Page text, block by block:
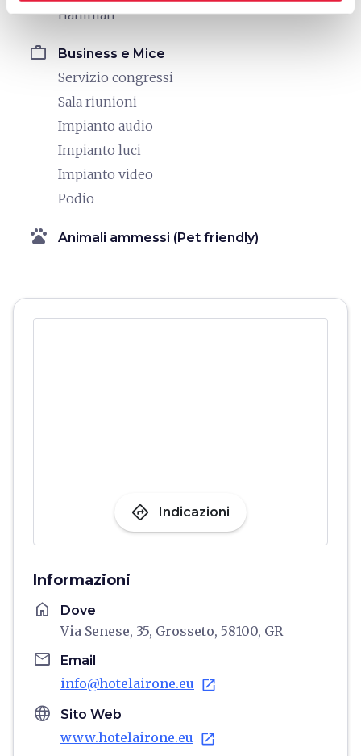
Hamman
work Business e Mice
Servizio congressi
Sala riunioni
Impianto audio
Impianto luci
Impianto video
Podio
pets Animali ammessi (Pet friendly)
directions Indicazioni
Informazioni
home Dove
Via Senese, 35, Grosseto, 58100, GR
email Email
info@hotelairone.eu open_in_new
language Sito Web
www.hotelairone.eu open_in_new